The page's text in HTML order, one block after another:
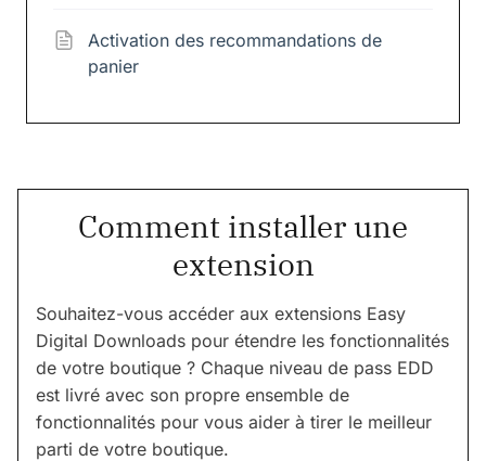
Activation des recommandations de
panier
Comment installer une
extension
Souhaitez-vous accéder aux extensions Easy
Digital Downloads pour étendre les fonctionnalités
de votre boutique ? Chaque niveau de pass EDD
est livré avec son propre ensemble de
fonctionnalités pour vous aider à tirer le meilleur
parti de votre boutique.